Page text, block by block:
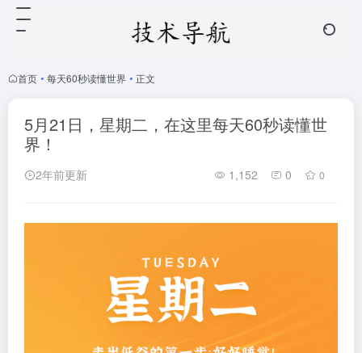
首页 • 每天60秒读懂世界 • 正文
5月21日，星期二，在这里每天60秒读懂世
界！
2年前更新 1,152 0 0